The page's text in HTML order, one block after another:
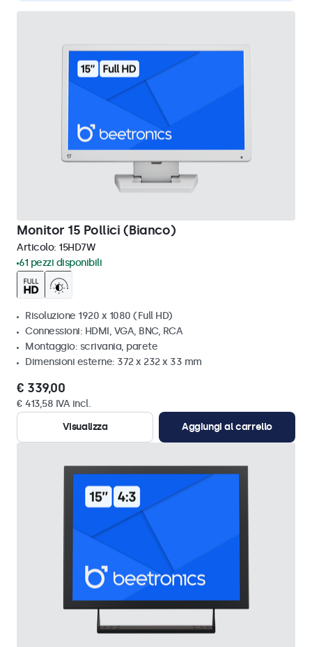
Monitor 15 Pollici (Bianco)
Articolo: 15HD7W
61 pezzi disponibili
Risoluzione 1920 x 1080 (Full HD)
Connessioni: HDMI, VGA, BNC, RCA
Montaggio: scrivania, parete
Dimensioni esterne: 372 x 232 x 33 mm
€ 339,00
€ 413,58 IVA incl.
Visualizza
Aggiungi al carrello